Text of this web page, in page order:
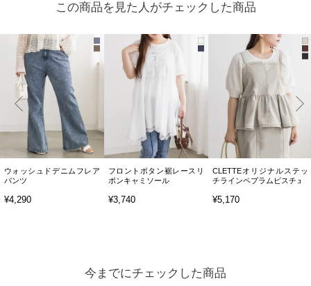
この商品を見た人がチェックした商品
ウォッシュドデニムフレア
パンツ
¥4,290
フロントボタン裾レースリ
ボンキャミソール
¥3,740
CLETTEオリジナルステッ
チラインペプラムビスチェ
¥5,170
今までにチェックした商品